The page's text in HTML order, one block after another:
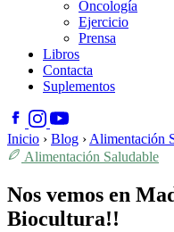
Oncología
Ejercicio
Prensa
Libros
Contacta
Suplementos
Inicio › Blog › Alimentación
Alimentación Saludable
Nos vemos en
Biocultura!!